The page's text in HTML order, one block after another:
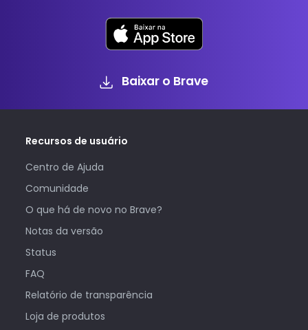
Baixar o Brave
Recursos de usuário
Centro de Ajuda
Comunidade
O que há de novo no Brave?
Notas da versão
Status
FAQ
Relatório de transparência
Loja de produtos